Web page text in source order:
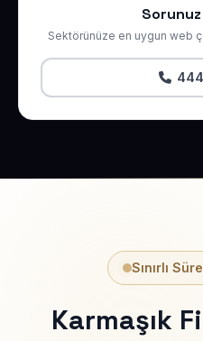
Sektörünüze en uygun web
Sınırlı
Karmaşık